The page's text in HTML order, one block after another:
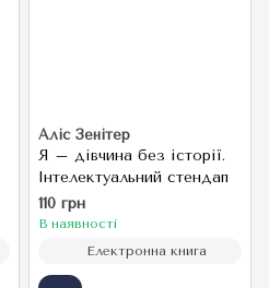
Аліс Зенітер
Я – дівчина без історії.
Інтелектуальний стендап
110 грн
В наявності
Електронна книга